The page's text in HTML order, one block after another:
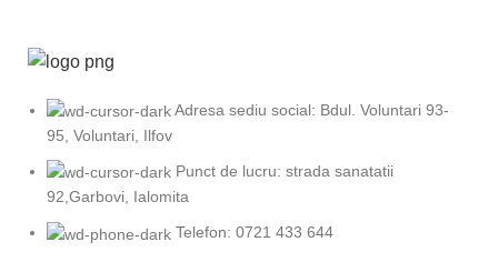
Adresa sediu social: Bdul. Voluntari 93-
95, Voluntari, Ilfov
Punct de lucru: strada sanatatii
92,Garbovi, Ialomita
Telefon: 0721 433 644